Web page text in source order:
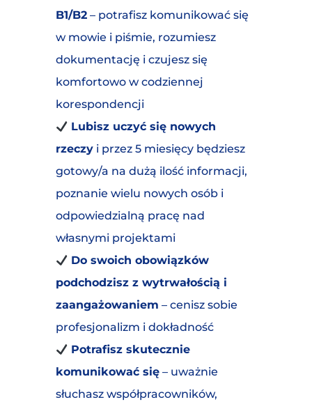
B1/B2 – potrafisz komunikować się
w mowie i piśmie, rozumiesz
dokumentację i czujesz się
komfortowo w codziennej
korespondencji
Lubisz uczyć się nowych
rzeczy i przez 5 miesięcy będziesz
gotowy/a na dużą ilość informacji,
poznanie wielu nowych osób i
odpowiedzialną pracę nad
własnymi projektami
Do swoich obowiązków
podchodzisz z wytrwałością i
zaangażowaniem – cenisz sobie
profesjonalizm i dokładność
Potrafisz skutecznie
komunikować się – uważnie
słuchasz współpracowników,